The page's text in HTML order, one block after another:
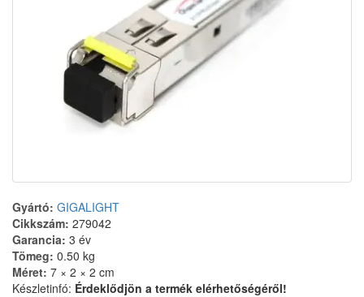
Gyártó: GIGALIGHT
Cikkszám: 279042
Garancia: 3 év
Tömeg: 0.50 kg
Méret: 7 × 2 × 2 cm
Készletinfó: Érdeklődjön a termék elérhetőségéről!